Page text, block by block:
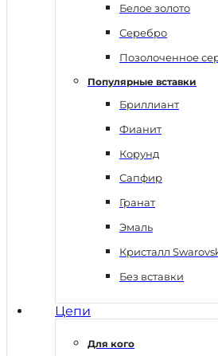
Белое золото
Серебро
Позолоченное
Популярные вставки
Бриллиант
Фианит
Корунд
Сапфир
Гранат
Эмаль
Кристалл
Без вставки
Цепи
Для кого